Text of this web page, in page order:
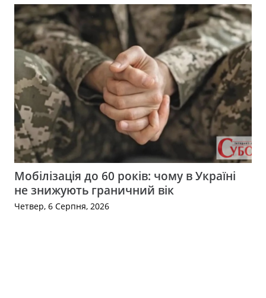
Мобілізація до 60 років: чому в Україні
не знижують граничний вік
Четвер, 6 Серпня, 2026